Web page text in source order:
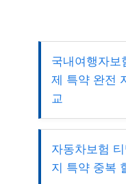
국내여행자보
제 특약 완전
교
자동차보험
지 특약 중복